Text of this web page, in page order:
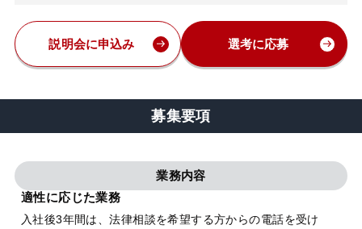
説明会に申込み 選考に応募
募集要項
業務内容
適性に応じた業務
入社後3年間は、法律相談を希望する方からの電話を受け
お知らせ